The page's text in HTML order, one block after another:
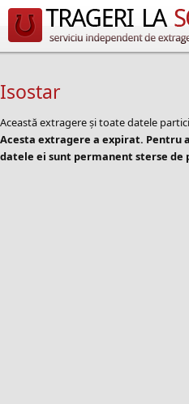
Isostar
Această extragere și toate datele
Acesta extragere a expirat. Pentru
datele ei sunt permanent sterse de